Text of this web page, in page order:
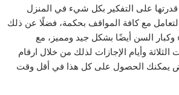
على التفكير بكل شيء في المنزل
مع كافة المواقف بحكمة، فضلًا عن ذلك
وكبار السن أيضًا بشكل جيد ومميز، مع
الثلاثة وأيام الإجازات لذلك من خلال ارقام
يمكنك الحصول على كل هذا في أقل وقت